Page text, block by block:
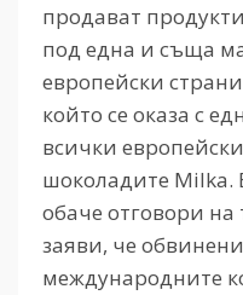
продават
под една и съща
европейски
който се оказа с
всички
шоколадите Milka.
обаче отговори на
заяви, че
международните